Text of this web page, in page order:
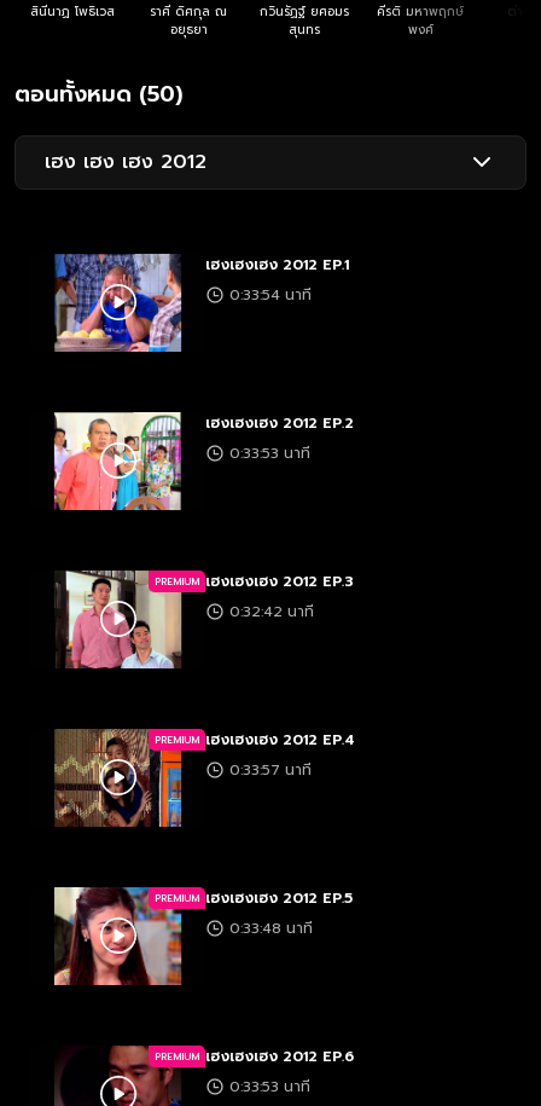
สินีนาฏ โพธิเวส
ราศี ดิศกุล ณ
อยุธยา
กวินรัฏฐ์ ยศอมร
สุนทร
คีรติ มหาพฤกษ์
พงศ์
ต่าย
ตอนทั้งหมด (50)
เฮง เฮง เฮง 2012
เฮงเฮงเฮง 2012 EP.1
0:33:54 นาที
เฮงเฮงเฮง 2012 EP.2
0:33:53 นาที
PREMIUM เฮงเฮงเฮง 2012 EP.3
0:32:42 นาที
PREMIUM เฮงเฮงเฮง 2012 EP.4
0:33:57 นาที
PREMIUM เฮงเฮงเฮง 2012 EP.5
0:33:48 นาที
PREMIUM เฮงเฮงเฮง 2012 EP.6
0:33:53 นาที